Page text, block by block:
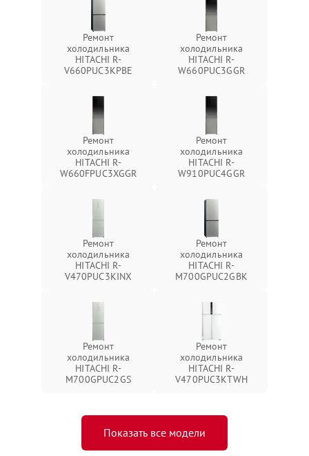
Ремонт
холодильника
HITACHI R-
V660PUC3KPBE
Ремонт
холодильника
HITACHI R-
W660PUC3GGR
Ремонт
холодильника
HITACHI R-
W660FPUC3XGGR
Ремонт
холодильника
HITACHI R-
W910PUC4GGR
Ремонт
холодильника
HITACHI R-
V470PUC3KINX
Ремонт
холодильника
HITACHI R-
M700GPUC2GBK
Ремонт
холодильника
HITACHI R-
M700GPUC2GS
Ремонт
холодильника
HITACHI R-
V470PUC3KTWH
Показать все модели